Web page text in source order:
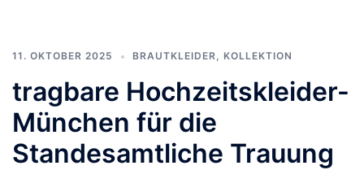
11. OKTOBER 2025 BRAUTKLEIDER, KOLLEKTION
tragbare Hochzeitskleider-
München für die
Standesamtliche Trauung